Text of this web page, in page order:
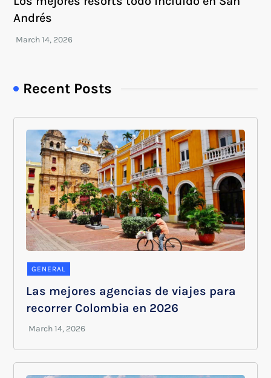
Andrés
Recent Posts
GENERAL
Las mejores agencias de viajes para
recorrer Colombia en 2026